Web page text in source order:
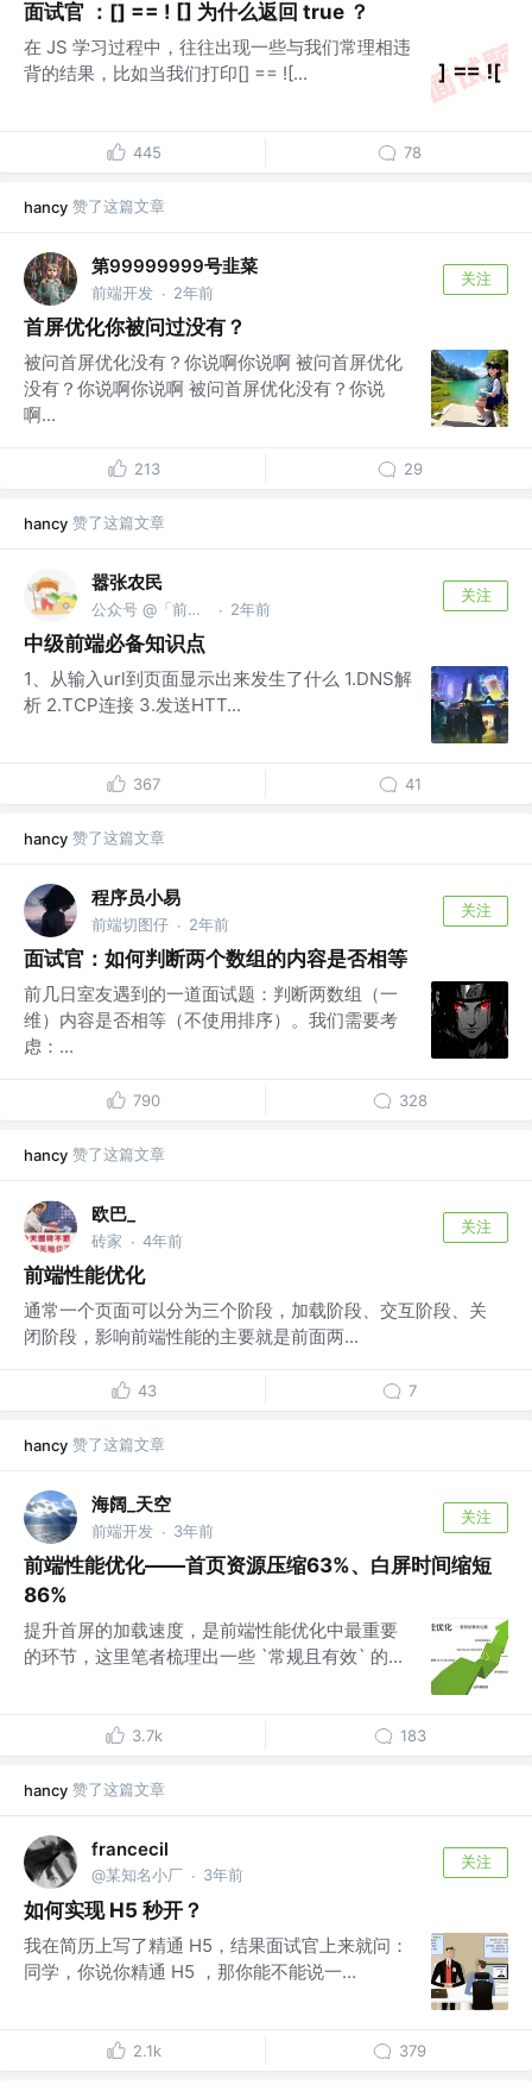
面试官 ：[] == ! [] 为什么返回 true ？
在 JS 学习过程中，往往出现一些与我们常理相违
背的结果，比如当我们打印[] == ![...
445 78
hancy 赞了这篇文章
第99999999号韭菜
前端开发 · 2年前
关注
首屏优化你被问过没有？
被问首屏优化没有？你说啊你说啊 被问首屏优化
没有？你说啊你说啊 被问首屏优化没有？你说
啊...
213 29
hancy 赞了这篇文章
嚣张农民
公众号 @「前端嚣张农民」 · 2年前
关注
中级前端必备知识点
1、从输入url到页面显示出来发生了什么 1.DNS解
析 2.TCP连接 3.发送HTT...
367 41
hancy 赞了这篇文章
程序员小易
前端切图仔 · 2年前
关注
面试官：如何判断两个数组的内容是否相等
前几日室友遇到的一道面试题：判断两数组（一
维）内容是否相等（不使用排序）。我们需要考
虑：...
790 328
hancy 赞了这篇文章
欧巴_
砖家 · 4年前
关注
前端性能优化
通常一个页面可以分为三个阶段，加载阶段、交互阶段、关
闭阶段，影响前端性能的主要就是前面两...
43 7
hancy 赞了这篇文章
海阔_天空
前端开发 · 3年前
关注
前端性能优化——首页资源压缩63%、白屏时间缩短
86%
提升首屏的加载速度，是前端性能优化中最重要
的环节，这里笔者梳理出一些 `常规且有效` 的...
3.7k 183
hancy 赞了这篇文章
francecil
@某知名小厂 · 3年前
关注
如何实现 H5 秒开？
我在简历上写了精通 H5，结果面试官上来就问：
同学，你说你精通 H5 ，那你能不能说一...
2.1k 379